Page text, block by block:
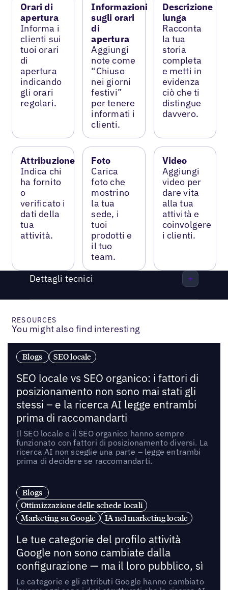
Orari di
apertura
Informa i
clienti sui
tuoi orari
di
apertura
indicando
gli orari
regolari.
Informazioni
sugli orari
di
apertura
Aggiungi
note come
“Chiuso
nei giorni
festivi”
per tenere
informati i
clienti.
Descrizione
lunga
Racconta
la tua
storia
completa
e metti in
evidenza
ciò che ti
distingue
davvero.
Attribuzione
Indica chi
ha fornito
o
verificato i
dati della
tua
attività.
Foto
Carica
foto che
mostrino
la tua
sede, i
tuoi
prodotti e
il tuo
team.
Video
Aggiungi
video per
dare vita
alla tua
attività e
coinvolgere
i clienti.
Dettagli tecnici
RESOURCES
You might also find interesting
Blogs SEO locale
SEO locale vs SEO organico: i fattori di
posizionamento non sono mai stati gli
stessi – e la ricerca AI legge entrambi
prima di raccomandarti
Il SEO locale e il SEO organico hanno sempre
funzionato con fattori di posizionamento diversi. La
ricerca AI non sceglie una parte – legge entrambi
prima di decidere se raccomandarti.
Blogs
Ottimizzazione delle schede locali
Marketing su Google
IA nel marketing locale
Le tue categorie del profilo attività
Google non sono cambiate dalla
configurazione — ma il loro pubblico, sì
Le categorie e gli attributi Google hanno cambiato